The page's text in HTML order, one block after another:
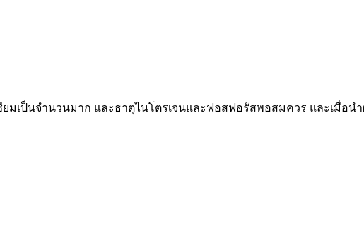
เป็นจำนวนมาก และธาตุไนโตรเจนและฟอสฟอรัสพอสมควร และเมื่อน